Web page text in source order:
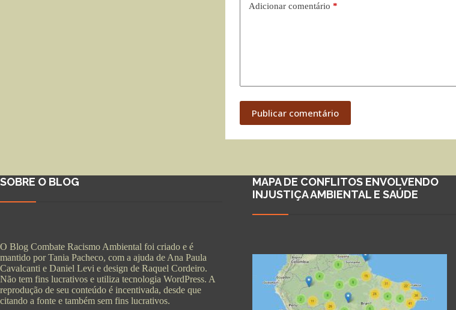
Adicionar comentário *
Publicar comentário
SOBRE O BLOG
O Blog Combate Racismo Ambiental foi criado e é
mantido por Tania Pacheco, com a ajuda de Ana Paula
Cavalcanti e Daniel Levi e design de Raquel Cordeiro.
Não tem fins lucrativos e utiliza tecnologia WordPress. A
reprodução de seu conteúdo é incentivada, desde que
citando a fonte e também sem fins lucrativos.
MAPA DE CONFLITOS ENVOLVENDO
INJUSTIÇA AMBIENTAL E SAÚDE